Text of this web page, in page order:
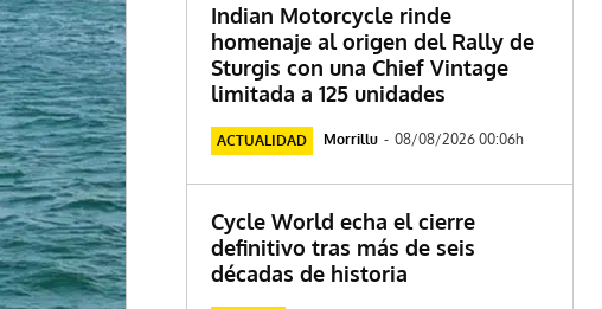
Indian Motorcycle rinde
homenaje al origen del Rally de
Sturgis con una Chief Vintage
limitada a 125 unidades
ACTUALIDAD Morrillu - 08/08/2026 00:06h
Cycle World echa el cierre
definitivo tras más de seis
décadas de historia